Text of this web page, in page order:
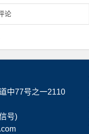
中77号之一2110
号)